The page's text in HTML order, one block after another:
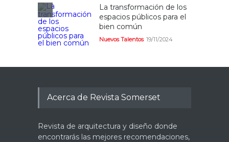
La transformación de los
espacios públicos para el
bien común
Nuevos Talentos 19/11/2024
Acerca de Revista Somerset
Revista de arquitectura y diseño donde
encontrarás las mejores recomendaciones,